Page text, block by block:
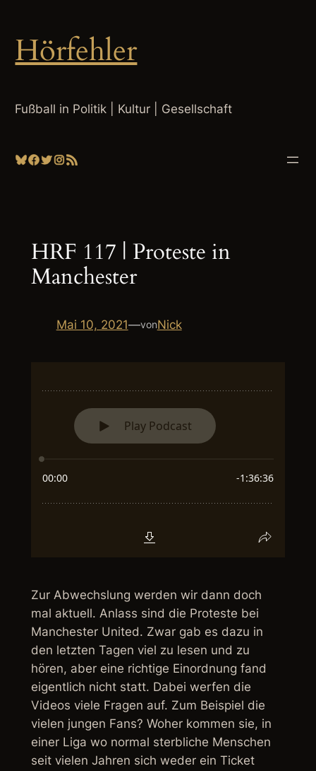
springen
Hörfehler
Fußball in Politik | Kultur | Gesellschaft
Bluesky
Facebook
Twitter
Instagram
RSS-Feed
HRF 117 | Proteste in
Manchester
Mai 10, 2021—vonNick
Zur Abwechslung werden wir dann doch
mal aktuell. Anlass sind die Proteste bei
Manchester United. Zwar gab es dazu in
den letzten Tagen viel zu lesen und zu
hören, aber eine richtige Einordnung fand
eigentlich nicht statt. Dabei werfen die
Videos viele Fragen auf. Zum Beispiel die
vielen jungen Fans? Woher kommen sie, in
einer Liga wo normal sterbliche Menschen
seit vielen Jahren sich weder ein Ticket